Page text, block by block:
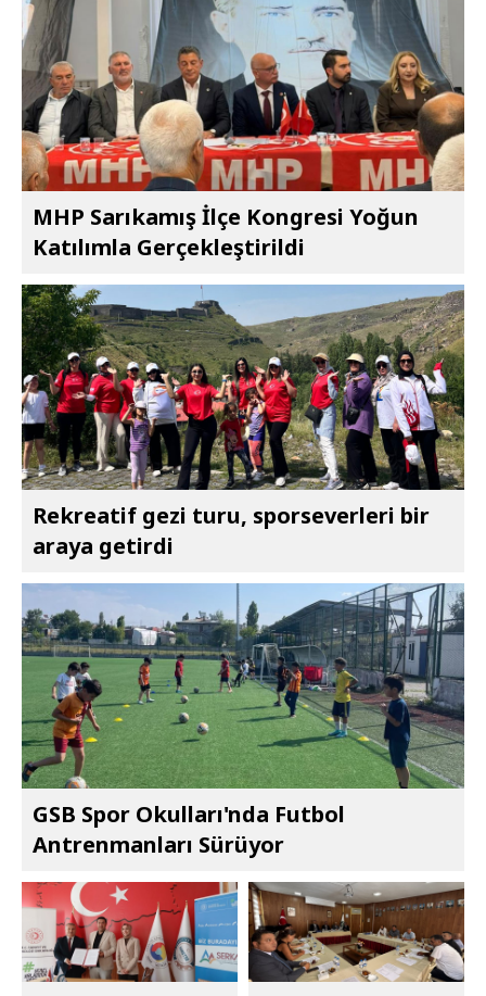
MHP Sarıkamış İlçe Kongresi Yoğun
Katılımla Gerçekleştirildi
Rekreatif gezi turu, sporseverleri bir
araya getirdi
GSB Spor Okulları'nda Futbol
Antrenmanları Sürüyor